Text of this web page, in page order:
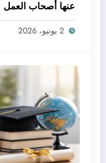
عنها أصحاب العمل في
2 يونيو، 2026